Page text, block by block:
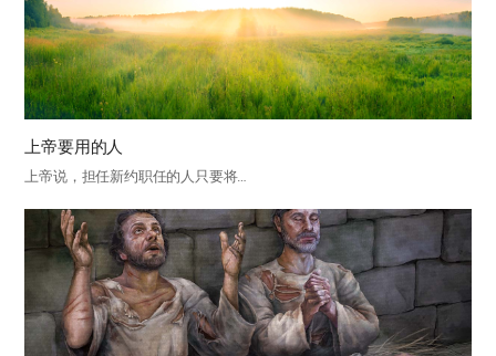
上帝要用的人
上帝说，担任新约职任的人只要将…